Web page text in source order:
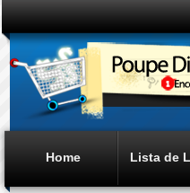
Home Lista de